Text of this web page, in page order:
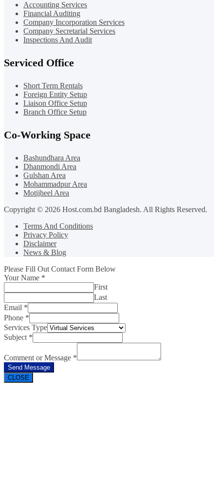
Accounting Services
Financial Auditing
Company Incorporation Services
Company Secretarial Services
Inspections And Audit
Serviced Office
Short Term Rentals
Foreign Entity Setup
Liaison Office Setup
Branch Office Setup
Co-Working Space
Bashundhara Area
Dhanmondi Area
Gulshan Area
Mohammadpur Area
Motijheel Area
Copyright © 2026 Host.com.bd Bangladesh. All Rights Reserved.
Terms And Conditions
Privacy Policy
Disclaimer
News & Blog
Please Fill Out Contact Form Below
Your Name *
First
Last
Email *
Phone *
Services Type
Subject *
Comment or Message *
Send Message
CLOSE